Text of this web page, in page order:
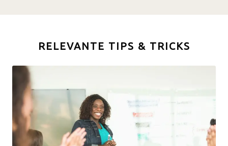
RELEVANTE TIPS & TRICKS